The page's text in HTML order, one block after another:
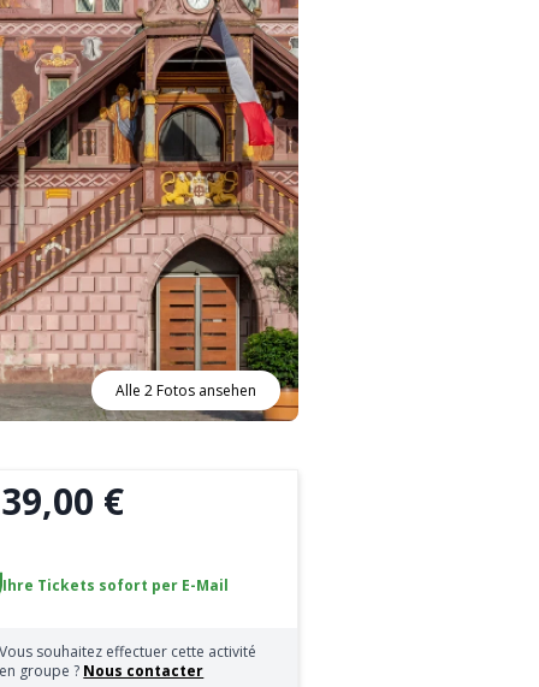
Alle 2 Fotos ansehen
39,00 €
Ihre Tickets sofort per E-Mail
Vous souhaitez effectuer cette activité
en groupe ? Nous contacter